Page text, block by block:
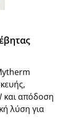
και απόδοση
λύση για